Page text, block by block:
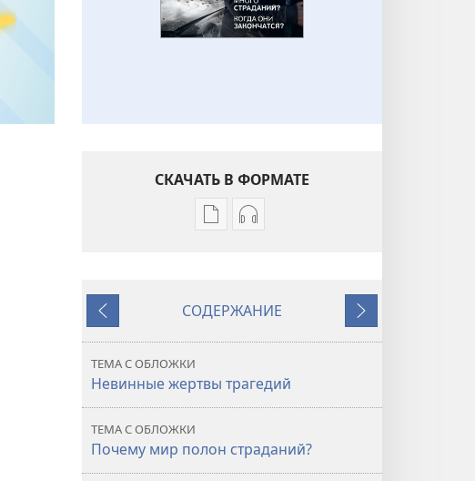
СКАЧАТЬ В ФОРМАТЕ
Варианты
БАШНЯ
много
страданий?
они
закончатся?
Варианты
БАШНЯ
много
они
Назад
СОДЕРЖАНИЕ
Далее
ТЕМА С ОБЛОЖКИ
Невинные жертвы трагедий
ТЕМА С ОБЛОЖКИ
Почему мир полон страданий?